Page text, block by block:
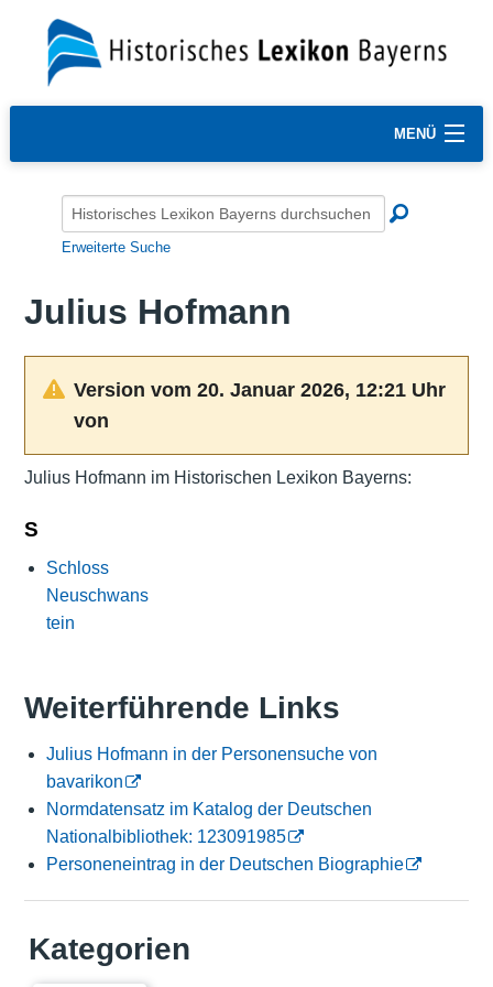
MENÜ
Erweiterte Suche
Julius Hofmann
Version vom 20. Januar 2026, 12:21 Uhr
von
Julius Hofmann im Historischen Lexikon Bayerns:
S
Schloss
Neuschwans
tein
Weiterführende Links
Julius Hofmann in der Personensuche von
bavarikon
Normdatensatz im Katalog der Deutschen
Nationalbibliothek: 123091985
Personeneintrag in der Deutschen Biographie
Kategorien